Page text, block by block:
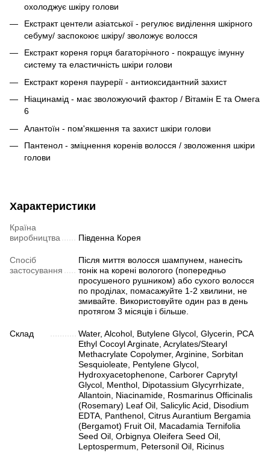
охолоджує шкіру голови
Екстракт центели азіатської - регулює виділення шкірного
себуму/ заспокоює шкіру/ зволожує волосся
Екстракт кореня горця багаторічного - покращує імунну
систему та еластичність шкіри голови
Екстракт кореня паурерії - антиоксидантний захист
Ніацинамід - має зволожуючий фактор / Вітамін Е та Омега
6
Алантоїн - пом'якшення та захист шкіри голови
Пантенол - зміцнення коренів волосся / зволоження шкіри
голови
Характеристики
Країна
виробництва
Південна Корея
Спосіб
застосування
Після миття волосся шампунем, нанесіть
тонік на корені вологого (попередньо
просушеного рушником) або сухого волосся
по проділах, помасажуйте 1-2 хвилини, не
змивайте. Використовуйте один раз в день
протягом 3 місяців і більше.
Склад
Water, Alcohol, Butylene Glycol, Glycerin, PCA
Ethyl Cocoyl Arginate, Acrylates/Stearyl
Methacrylate Copolymer, Arginine, Sorbitan
Sesquioleate, Pentylene Glycol,
Hydroxyacetophenone, Carborer Caprytyl
Glycol, Menthol, Dipotassium Glycyrrhizate,
Allantoin, Niacinamide, Rosmarinus Officinalis
(Rosemary) Leaf Oil, Salicylic Acid, Disodium
EDTA, Panthenol, Citrus Aurantium Bergamia
(Bergamot) Fruit Oil, Macadamia Ternifolia
Seed Oil, Orbignya Oleifera Seed Oil,
Leptospermum, Petersonil Oil, Ricinus